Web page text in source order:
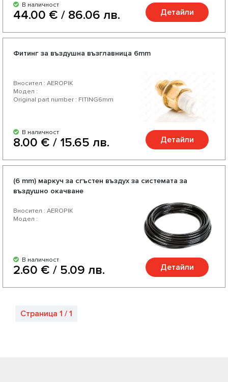
В наличност
44.00 € / 86.06 лв. Детайли
Фитинг за въздушна възглавница 6mm
Вносител : AEROPIK
Модел :
Original part number : FITING6mm
В наличност
8.00 € / 15.65 лв. Детайли
(6 mm) маркуч за сгъстен въздух за системата за
въздушно окачване
Вносител : AEROPIK
Модел :
В наличност
2.60 € / 5.09 лв. Детайли
Страница 1 / 1